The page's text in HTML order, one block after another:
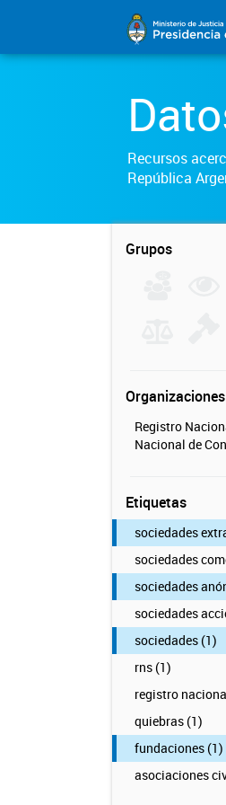
Recursos
República
Grupos
Organizaciones
Registro
Nacional de
Etiquetas
sociedades
sociedades
sociedades
sociedades
sociedades (1)
rns (1)
registro
quiebras (1)
fundaciones (1)
asociaciones